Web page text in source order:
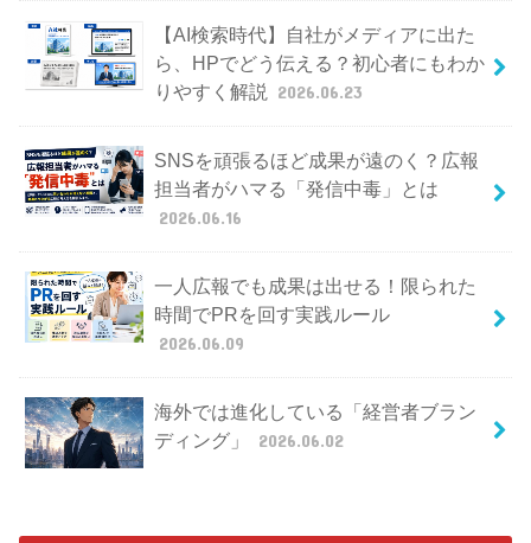
【AI検索時代】自社がメディアに出た
ら、HPでどう伝える？初心者にもわか
りやすく解説
2026.06.23
SNSを頑張るほど成果が遠のく？広報
担当者がハマる「発信中毒」とは
2026.06.16
一人広報でも成果は出せる！限られた
時間でPRを回す実践ルール
2026.06.09
海外では進化している「経営者ブラン
ディング」
2026.06.02